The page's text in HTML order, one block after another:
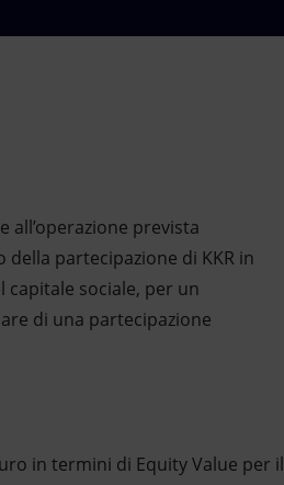
all’operazione prevista
partecipazione di KKR in
capitale sociale, per un
di una partecipazione
in termini di Equity Value per il